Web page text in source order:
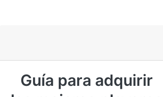
Guía para adquirir